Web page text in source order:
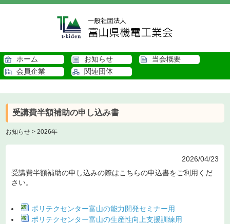
ホーム お知らせ
当会概要
会員企業
関連団体
受講費半額補助の申し込み書
お知らせ >2026年
2026/04/23
受講費半額補助の申し込みの際はこちらの申込書をご利用くだ
さい。
ポリテクセンター富山の能力開発セミナー用
ポリテクセンター富山の生産性向上支援訓練用